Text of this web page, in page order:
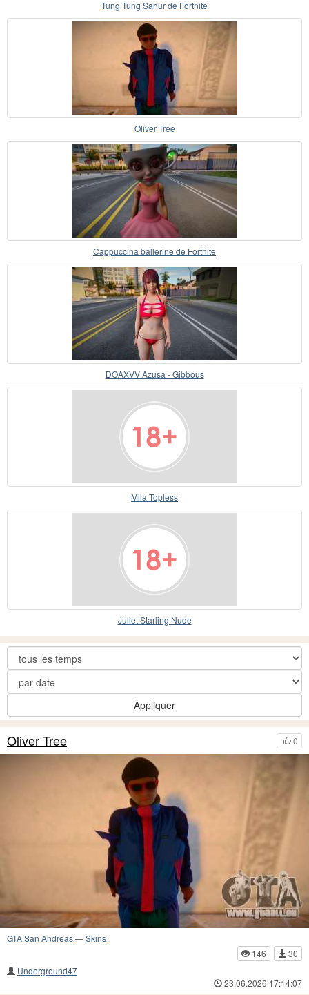
Tung Tung Sahur de Fortnite
Oliver Tree
Cappuccina ballerine de Fortnite
DOAXVV Azusa - Gibbous
Mila Topless
Juliet Starling Nude
Appliquer
0
Oliver Tree
GTA San Andreas—Skins
146
30
Underground47
23.06.2026 17:14:07